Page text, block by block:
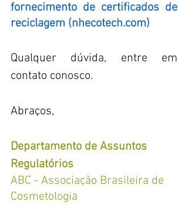
fornecimento de certificados de
reciclagem (nhecotech.com)
Qualquer dúvida, entre em
contato conosco.
Abraços,
Departamento de Assuntos
Regulatórios
ABC - Associação Brasileira de
Cosmetologia